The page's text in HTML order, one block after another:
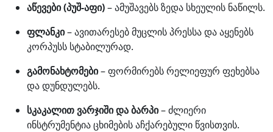
აწევები (პუშ-აფი)– ამუშავებს ზედა სხეულის ნაწილს.
ფლანკი– ავითარესებ მუცლის პრესსა და აყენებს
კორპუსს სტაბილურად.
გამონახტომები– ფორმირებს რელიეფურ ფეხებსა
და დუნდულებს.
სკაკალით ვარჯიში და ბარპი– ძლიერი
ინსტრუმენტია ცხიმების აჩქარებული წვისთვის.